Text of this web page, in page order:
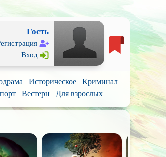
Гость
Вход
Историческое
Криминал
Вестерн Для взрослых